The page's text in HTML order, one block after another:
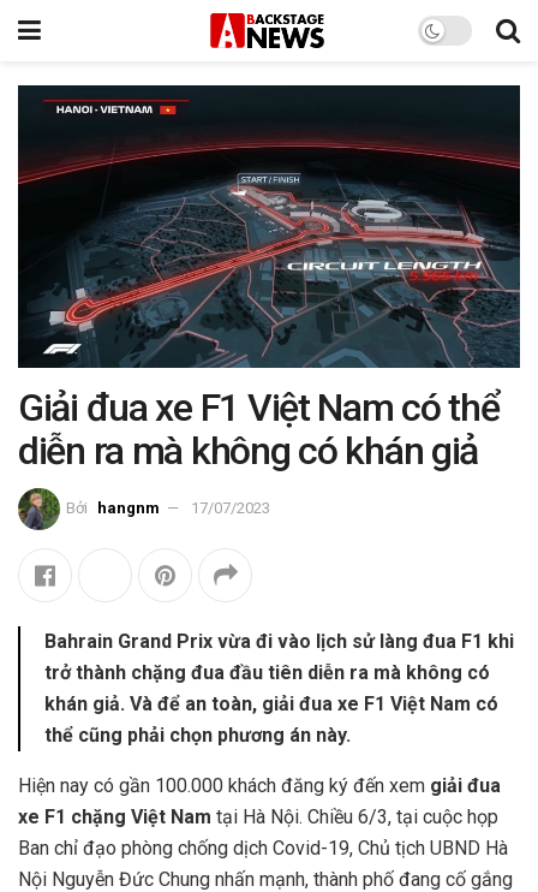
Giải đua xe F1 Việt Nam có thể
diễn ra mà không có khán giả
Bởi hangnm 17/07/2023
Bahrain Grand Prix vừa đi vào lịch sử làng đua F1 khi
trở thành chặng đua đầu tiên diễn ra mà không có
khán giả. Và để an toàn, giải đua xe F1 Việt Nam có
thể cũng phải chọn phương án này.
Hiện nay có gần 100.000 khách đăng ký đến xem giải đua
xe F1 chặng Việt Nam tại Hà Nội. Chiều 6/3, tại cuộc họp
Ban chỉ đạo phòng chống dịch Covid-19, Chủ tịch UBND Hà
Nội Nguyễn Đức Chung nhấn mạnh, thành phố đang cố gắng